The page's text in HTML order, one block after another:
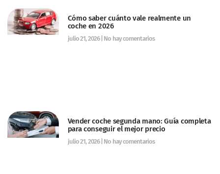
Cómo saber cuánto vale realmente un
coche en 2026
julio 21, 2026 No hay comentarios
Vender coche segunda mano: Guía completa
para conseguir el mejor precio
julio 21, 2026 No hay comentarios